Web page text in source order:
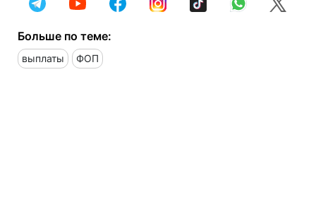
Больше по теме:
выплаты ФОП